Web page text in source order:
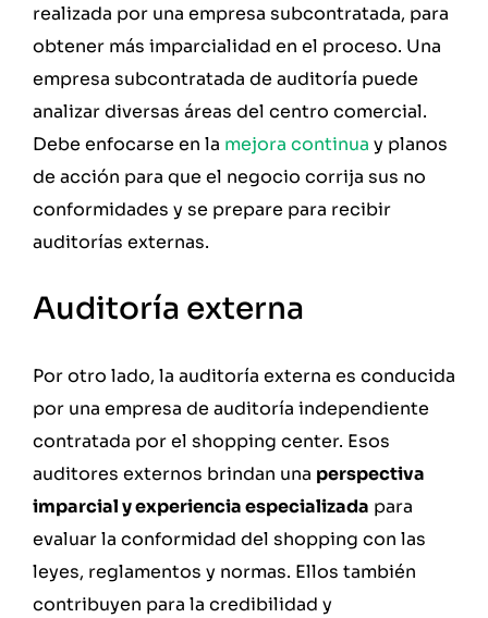
realizada por una empresa subcontratada, para
obtener más imparcialidad en el proceso. Una
empresa subcontratada de auditoría puede
analizar diversas áreas del centro comercial.
Debe enfocarse en la mejora continua y planos
de acción para que el negocio corrija sus no
conformidades y se prepare para recibir
auditorías externas.
Auditoría externa
Por otro lado, la auditoría externa es conducida
por una empresa de auditoría independiente
contratada por el shopping center. Esos
auditores externos brindan una perspectiva
imparcial y experiencia especializada para
evaluar la conformidad del shopping con las
leyes, reglamentos y normas. Ellos también
contribuyen para la credibilidad y